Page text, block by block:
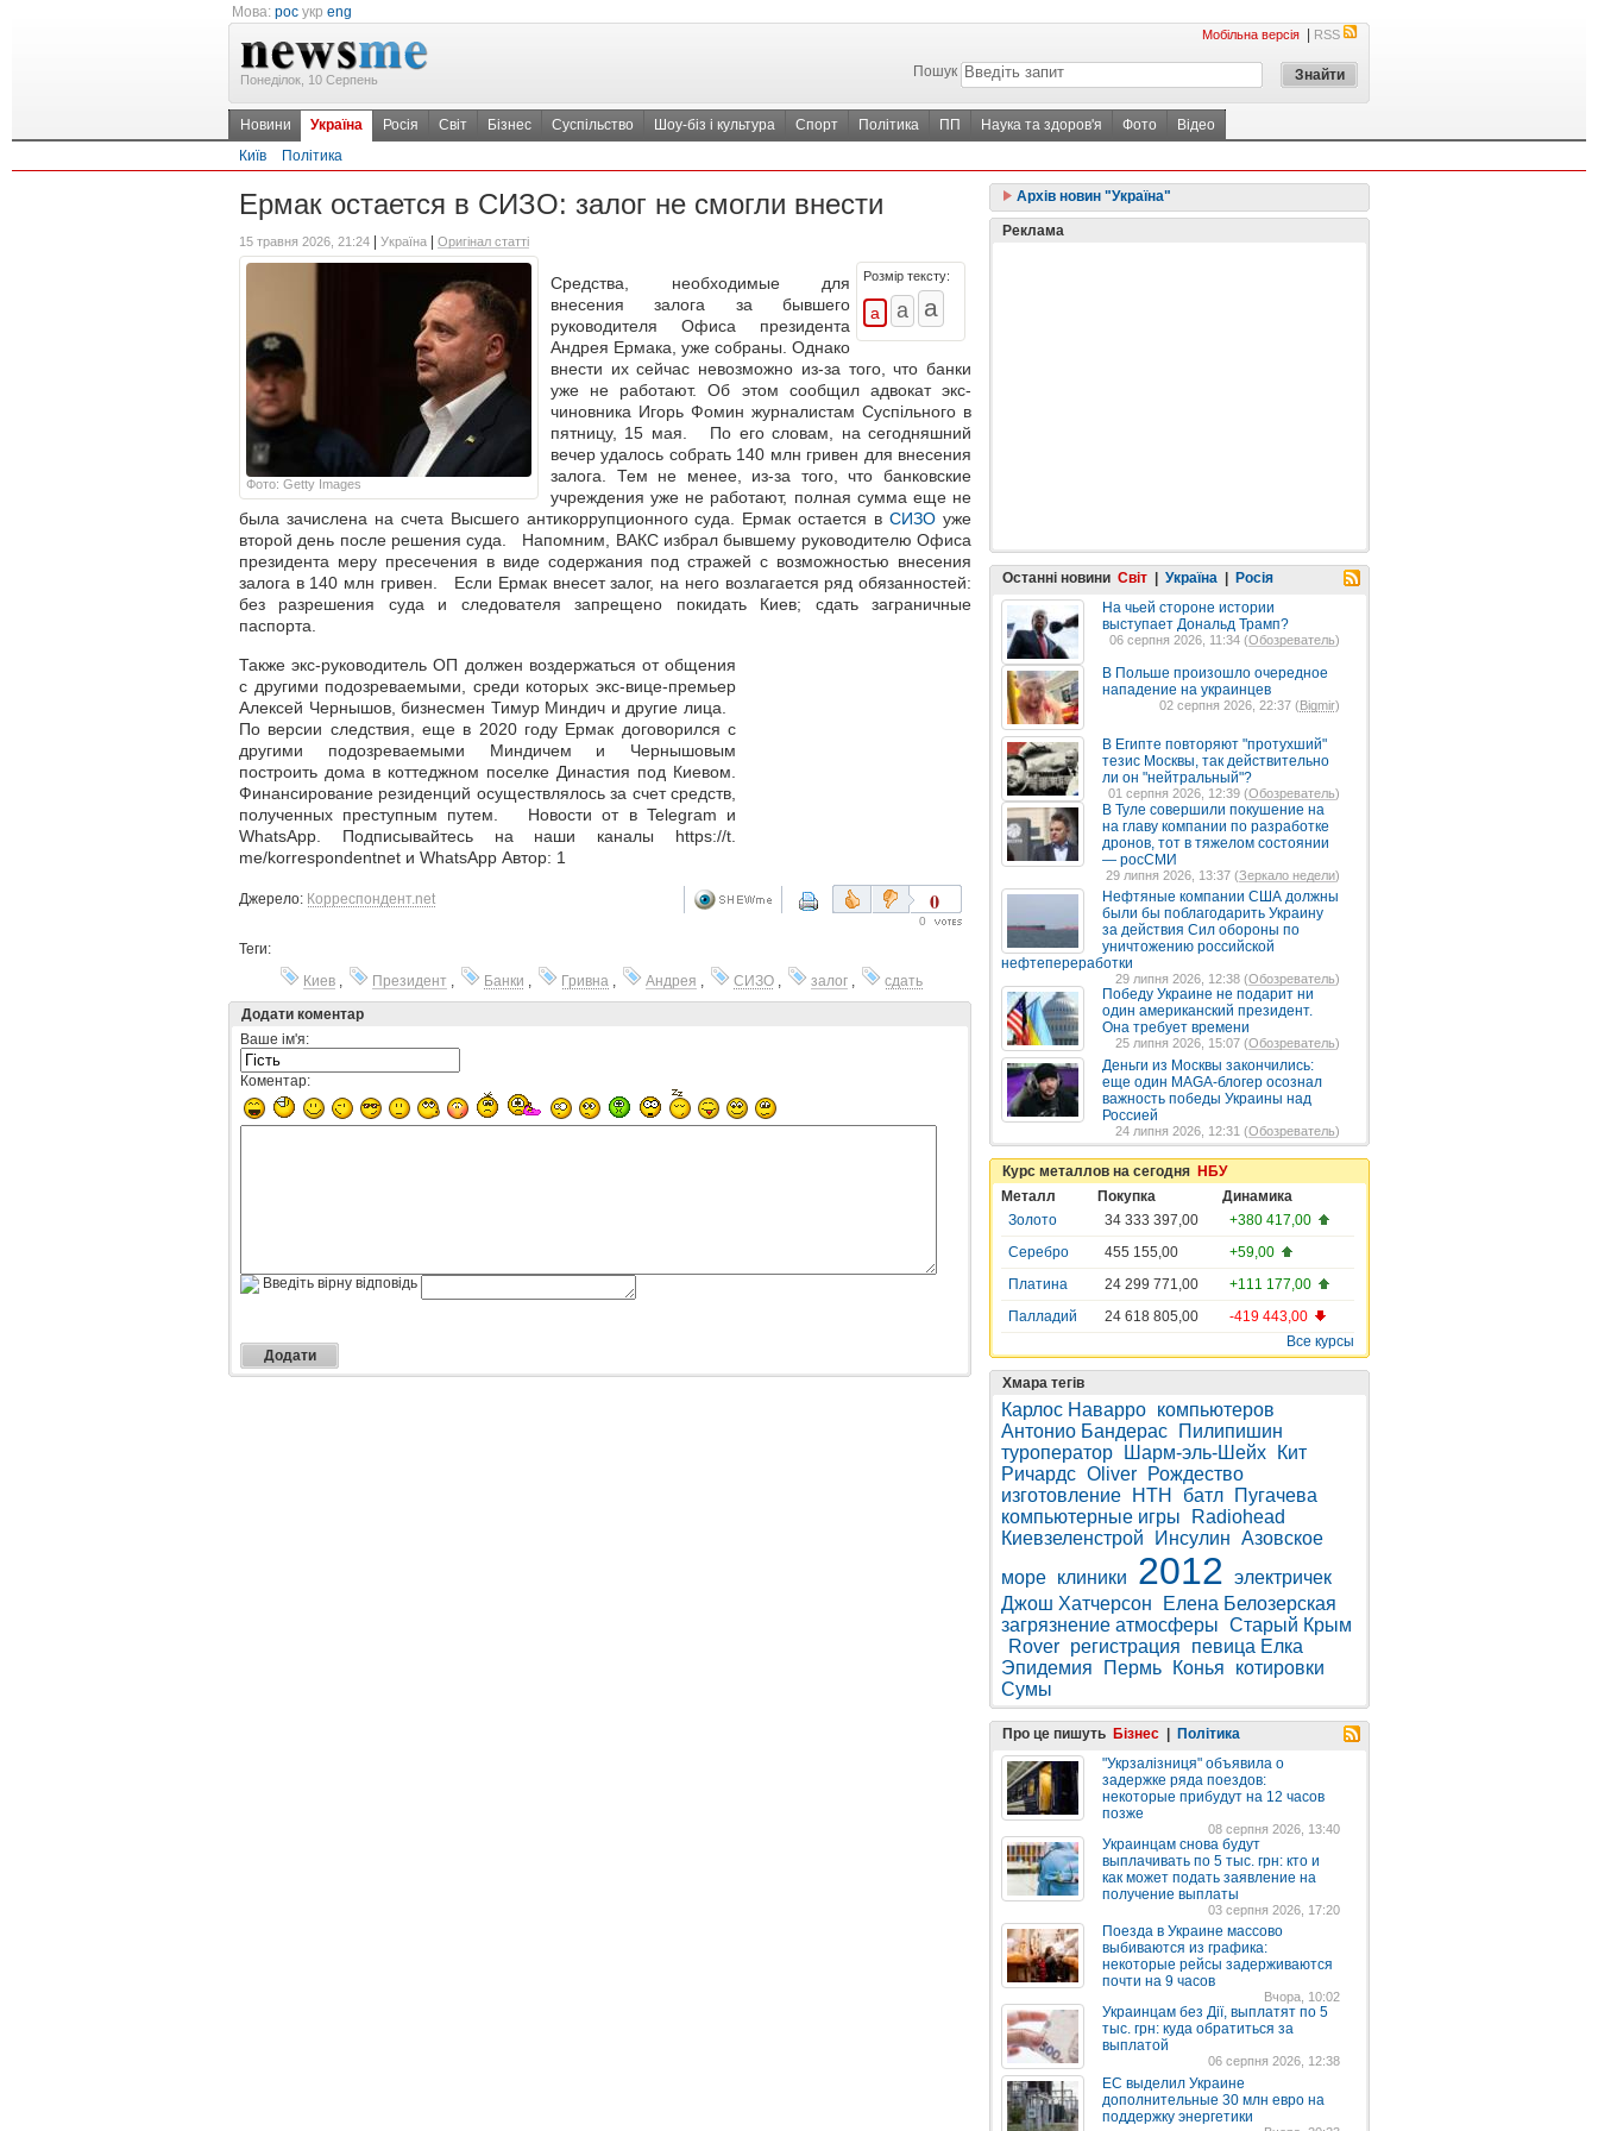
Мова: рос укр eng
Понеділок, 10 Серпень
Мобільна версія RSS
Пошук
Новини Україна Росія Світ Бізнес Суспільство Шоу-біз і культура Спорт Політика ПП Наука та здоров'я Фото
Відео
Київ
Політика
Ермак остается в СИЗО: залог не смогли внести
15 травня 2026, 21:24 Україна Оригінал статті
Фото: Getty Images
Розмір тексту:
Средства, необходимые для
внесения залога за бывшего
руководителя Офиса президента
Андрея Ермака, уже собраны. Однако
внести их сейчас невозможно из-за того, что банки
уже не работают. Об этом сообщил адвокат экс-
чиновника Игорь Фомин журналистам Суспільного в
пятницу, 15 мая. По его словам, на сегодняшний
вечер удалось собрать 140 млн гривен для внесения
залога. Тем не менее, из-за того, что банковские
учреждения уже не работают, полная сумма еще не
была зачислена на счета Высшего антикоррупционного суда. Ермак остается вСИЗО уже
второй день после решения суда. Напомним, ВАКС избрал бывшему руководителю Офиса
президента меру пресечения в виде содержания под стражей с возможностью внесения
залога в 140 млн гривен. Если Ермак внесет залог, на него возлагается ряд обязанностей:
без разрешения суда и следователя запрещено покидать Киев; сдать заграничные
паспорта.
Также экс-руководитель ОП должен воздержаться от общения
с другими подозреваемыми, среди которых экс-вице-премьер
Алексей Чернышов, бизнесмен Тимур Миндич и другие лица.
По версии следствия, еще в 2020 году Ермак договорился с
другими подозреваемыми Миндичем и Чернышовым
построить дома в коттеджном поселке Династия под Киевом.
Финансирование резиденций осуществлялось за счет средств,
полученных преступным путем. Новости от в Telegram и
WhatsApp. Подписывайтесь на наши каналы https://t.
me/korrespondentnet и WhatsApp Автор: 1
Джерело: Корреспондент.net 0
0
Теги:
Киев , Президент , Банки , Гривна , Андрея , СИЗО , залог ,
сдать
Додати коментар
Ваше ім'я:
Коментар:
Введіть вірну відповідь
Архів новин "Україна"
Реклама
Останні новини Світ Україна
Росія
На чьей стороне истории
выступает Дональд Трамп?
06 серпня 2026, 11:34 (Обозреватель)
В Польше произошло очередное
нападение на украинцев
02 серпня 2026, 22:37 (Bigmir)
В Египте повторяют "протухший"
тезис Москвы, так действительно
ли он "нейтральный"?
01 серпня 2026, 12:39 (Обозреватель)
В Туле совершили покушение на
на главу компании по разработке
дронов, тот в тяжелом состоянии
— росСМИ
29 липня 2026, 13:37 (Зеркало недели)
Нефтяные компании США должны
были бы поблагодарить Украину
за действия Сил обороны по
уничтожению российской
нефтепереработки
29 липня 2026, 12:38 (Обозреватель)
Победу Украине не подарит ни
один американский президент.
Она требует времени
25 липня 2026, 15:07 (Обозреватель)
Деньги из Москвы закончились:
еще один MAGA-блогер осознал
важность победы Украины над
Россией
24 липня 2026, 12:31 (Обозреватель)
Курс металлов на сегодня НБУ
Металл
Покупка
Динамика
Золото
34 333 397,00
+380 417,00
Серебро
455 155,00
+59,00
Платина
24 299 771,00
+111 177,00
Палладий
24 618 805,00
-419 443,00
Все курсы
Хмара тегів
Карлос Наварро компьютеров
Антонио Бандерас
Пилипишин
туроператор
Шарм-эль-Шейх
Кит
Ричардс Oliver
Рождество
изготовление
НТН батл
Пугачева
компьютерные игры
Radiohead
Киевзеленстрой
Инсулин Азовское
море клиники 2012 электричек
Джош Хатчерсон
Елена Белозерская
загрязнение атмосферы Старый Крым
Rover регистрация
певица Елка
Эпидемия
Пермь Конья
котировки
Сумы
Про це пишуть Бізнес
Політика
"Укрзалізниця" объявила о
задержке ряда поездов:
некоторые прибудут на 12 часов
позже
08 серпня 2026, 13:40
Украинцам снова будут
выплачивать по 5 тыс. грн: кто и
как может подать заявление на
получение выплаты
03 серпня 2026, 17:20
Поезда в Украине массово
выбиваются из графика:
некоторые рейсы задерживаются
почти на 9 часов
Вчора, 10:02
Украинцам без Дії, выплатят по 5
тыс. грн: куда обратиться за
выплатой
06 серпня 2026, 12:38
ЕС выделил Украине
дополнительные 30 млн евро на
поддержку энергетики